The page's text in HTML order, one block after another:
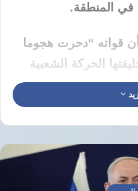
في المنطقة.
قواته “دحرت هجوما
الحركة الشعبية
خسائر فادحة في
المركبات القتالية
إعلان الجيش إعادة
بعد تكبيد قوات